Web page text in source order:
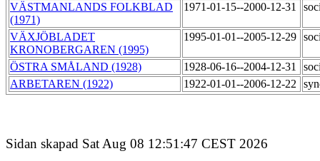
VÄSTMANLANDS FOLKBLAD
(1971)
1971-01-15--2000-12-31
VÄXJÖBLADET
KRONOBERGAREN (1995)
1995-01-01--2005-12-29
ÖSTRA SMÅLAND (1928) 1928-06-16--2004-12-31
ARBETAREN (1922)
1922-01-01--2006-12-22
Sidan skapad Sat Aug 08 12:51:47 CEST 2026